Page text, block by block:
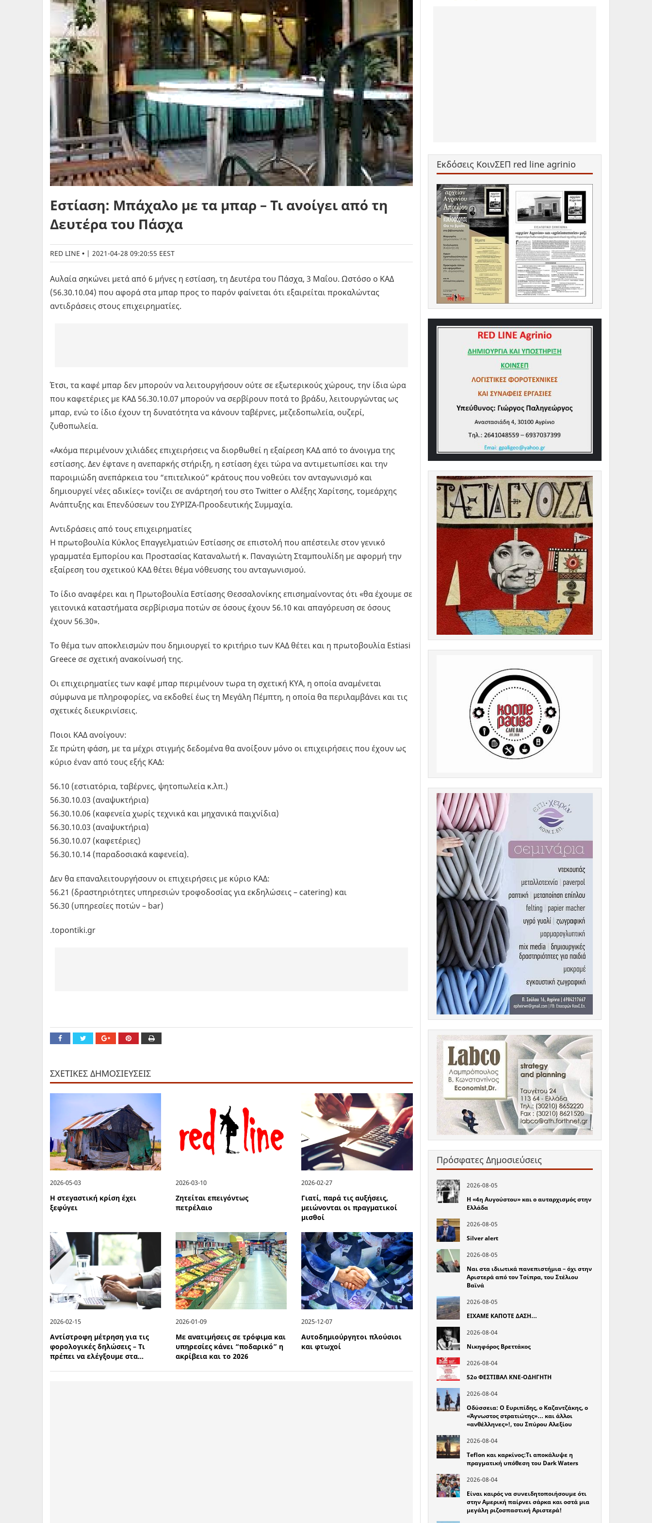
Εστίαση: Μπάχαλο με τα μπαρ – Τι ανοίγει από τη
Δευτέρα του Πάσχα
RED LINE | 2021-04-28 09:20:55 EEST
Αυλαία σηκώνει μετά από 6 μήνες η εστίαση, τη Δευτέρα του Πάσχα, 3 Μαΐου. Ωστόσο ο ΚΑΔ
(56.30.10.04) που αφορά στα μπαρ προς το παρόν φαίνεται ότι εξαιρείται προκαλώντας
αντιδράσεις στους επιχειρηματίες.
Έτσι, τα καφέ μπαρ δεν μπορούν να λειτουργήσουν ούτε σε εξωτερικούς χώρους, την ίδια ώρα
που καφετέριες με ΚΑΔ 56.30.10.07 μπορούν να σερβίρουν ποτά το βράδυ, λειτουργώντας ως
μπαρ, ενώ το ίδιο έχουν τη δυνατότητα να κάνουν ταβέρνες, μεζεδοπωλεία, ουζερί,
ζυθοπωλεία.
«Ακόμα περιμένουν χιλιάδες επιχειρήσεις να διορθωθεί η εξαίρεση ΚΑΔ από το άνοιγμα της
εστίασης. Δεν έφτανε η ανεπαρκής στήριξη, η εστίαση έχει τώρα να αντιμετωπίσει και την
παροιμιώδη ανεπάρκεια του “επιτελικού” κράτους που νοθεύει τον ανταγωνισμό και
δημιουργεί νέες αδικίες» τονίζει σε ανάρτησή του στο Twitter ο Αλέξης Χαρίτσης, τομεάρχης
Ανάπτυξης και Επενδύσεων του ΣΥΡΙΖΑ-Προοδευτικής Συμμαχία.
Αντιδράσεις από τους επιχειρηματίες
Η πρωτοβουλία Κύκλος Επαγγελματιών Εστίασης σε επιστολή που απέστειλε στον γενικό
γραμματέα Εμπορίου και Προστασίας Καταναλωτή κ. Παναγιώτη Σταμπουλίδη με αφορμή την
εξαίρεση του σχετικού ΚΑΔ θέτει θέμα νόθευσης του ανταγωνισμού.
Το ίδιο αναφέρει και η Πρωτοβουλία Εστίασης Θεσσαλονίκης επισημαίνοντας ότι «θα έχουμε σε
γειτονικά καταστήματα σερβίρισμα ποτών σε όσους έχουν 56.10 και απαγόρευση σε όσους
έχουν 56.30».
Τo θέμα των αποκλεισμών που δημιουργεί το κριτήριο των ΚΑΔ θέτει και η πρωτοβουλία Estiasi
Greece σε σχετική ανακοίνωσή της.
Οι επιχειρηματίες των καφέ μπαρ περιμένουν τωρα τη σχετική ΚΥΑ, η οποία αναμένεται
σύμφωνα με πληροφορίες, να εκδοθεί έως τη Μεγάλη Πέμπτη, η οποία θα περιλαμβάνει και τις
σχετικές διευκρινίσεις.
Ποιοι ΚΑΔ ανοίγουν:
Σε πρώτη φάση, με τα μέχρι στιγμής δεδομένα θα ανοίξουν μόνο οι επιχειρήσεις που έχουν ως
κύριο έναν από τους εξής ΚΑΔ:
56.10 (εστιατόρια, ταβέρνες, ψητοπωλεία κ.λπ.)
56.30.10.03 (αναψυκτήρια)
56.30.10.06 (καφενεία χωρίς τεχνικά και μηχανικά παιχνίδια)
56.30.10.03 (αναψυκτήρια)
56.30.10.07 (καφετέριες)
56.30.10.14 (παραδοσιακά καφενεία).
Δεν θα επαναλειτουργήσουν οι επιχειρήσεις με κύριο ΚΑΔ:
56.21 (δραστηριότητες υπηρεσιών τροφοδοσίας για εκδηλώσεις – catering) και
56.30 (υπηρεσίες ποτών – bar)
.topontiki.gr
ΣΧΕΤΙΚΕΣ ΔΗΜΟΣΙΕΥΣΕΙΣ
2026-05-03
Η στεγαστική κρίση έχει
ξεφύγει
2026-03-10
Ζητείται επειγόντως
πετρέλαιο
2026-02-27
Γιατί, παρά τις αυξήσεις,
μειώνονται οι πραγματικοί
μισθοί
2026-02-15
Αντίστροφη μέτρηση για τις
φορολογικές δηλώσεις – Τι
πρέπει να ελέγξουμε στα...
2026-01-09
Με ανατιμήσεις σε τρόφιμα και
υπηρεσίες κάνει “ποδαρικό” η
ακρίβεια και το 2026
2025-12-07
Αυτοδημιούργητοι πλούσιοι
και φτωχοί
Εκδόσεις ΚοινΣΕΠ red line agrinio
Πρόσφατες Δημοσιεύσεις
2026-08-05
Η «4η Αυγούστου» και ο αυταρχισμός στην
Ελλάδα
2026-08-05
Silver alert
2026-08-05
Ναι στα ιδιωτικά πανεπιστήμια – όχι στην
Αριστερά από τον Τσίπρα, του Στέλιου
Βαϊνά
2026-08-05
ΕΙΧΑΜΕ ΚΑΠΟΤΕ ΔΑΣΗ…
2026-08-04
Νικηφόρος Βρεττάκος
2026-08-04
52o ΦΕΣΤΙΒΑΛ ΚΝΕ-ΟΔΗΓΗΤΗ
2026-08-04
Οδύσσεια: Ο Ευριπίδης, ο Καζαντζάκης, ο
«Άγνωστος στρατιώτης»… και άλλοι
«ανθέλληνες»!, του Σπύρου Αλεξίου
2026-08-04
Teflon και καρκίνος:Τι αποκάλυψε η
πραγματική υπόθεση του Dark Waters
2026-08-04
Είναι καιρός να συνειδητοποιήσουμε ότι
στην Αμερική παίρνει σάρκα και οστά μια
μεγάλη ριζοσπαστική Αριστερά!